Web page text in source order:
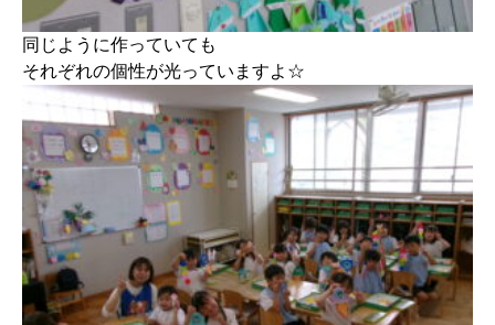
同じように作っていても
それぞれの個性が光っていますよ☆